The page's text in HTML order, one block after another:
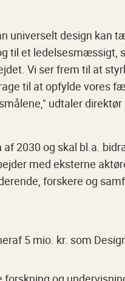
universelt design kan
til et ledelsesmæssigt,
Vi ser frem til at
til at opfylde vores
udtaler
2030 og skal bl.a.
med eksterne
forskere og
5 mio. kr. som